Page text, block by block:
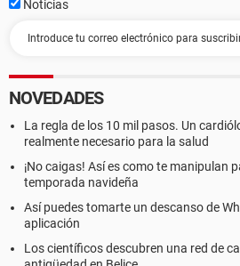
Noticias
NOVEDADES
La regla de los 10 mil pasos. Un
realmente necesario para la salud
¡No caigas! Así es como te manipulan
temporada navideña
Así puedes tomarte un descanso de
aplicación
Los científicos descubren una red de